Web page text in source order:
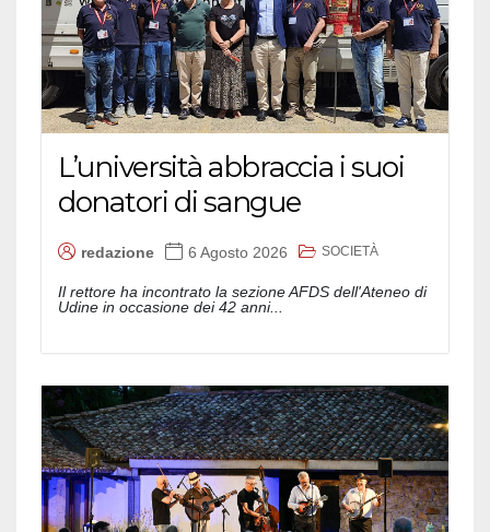
L’università abbraccia i suoi
donatori di sangue
redazione 6 Agosto 2026 SOCIETÀ
Il rettore ha incontrato la sezione AFDS dell'Ateneo di
Udine in occasione dei 42 anni...